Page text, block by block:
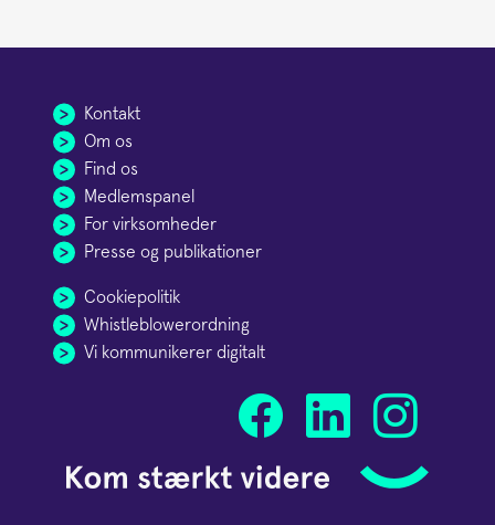
Kontakt
Om os
Find os
Medlemspanel
For virksomheder
Presse og publikationer
Cookiepolitik
Whistleblowerordning
Vi kommunikerer digitalt